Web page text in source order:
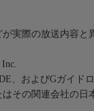
実際の放送内容と
、およびGガイド
その関連会社の日